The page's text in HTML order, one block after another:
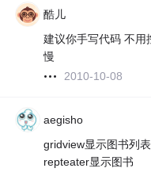
酷儿
建议你手写代码 不用
慢
2010-10-08
aegisho
gridview显示图书列表
repteater显示图书